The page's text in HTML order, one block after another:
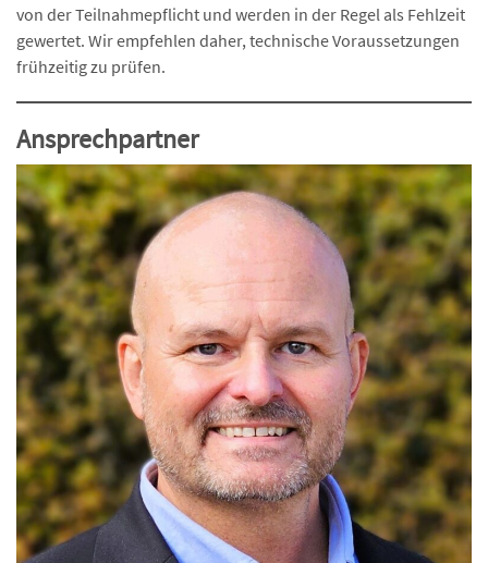
von der Teilnahmepflicht und werden in der Regel als Fehlzeit
gewertet. Wir empfehlen daher, technische Voraussetzungen
frühzeitig zu prüfen.
Ansprechpartner